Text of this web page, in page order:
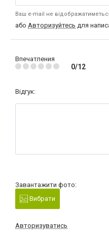
Ваш e-mail не
або Авторизуйтесь для
Впечатления
0/12
Відгук:
Завантажити фото:
Вибрати
Авторизуватись